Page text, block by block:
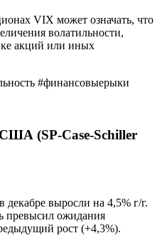
VIX может означать, что
волатильности,
акций или иных
#финансовыерыки
(SP-Case-Schiller
выросли на 4,5% г/г.
превысил ожидания
рост (+4,3%).